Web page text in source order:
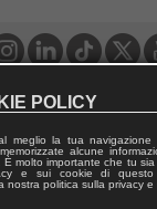
POLICY
meglio la tua navigazione
alcune
È molto importante che tu
e sui cookie di
nostra politica sulla privacy e